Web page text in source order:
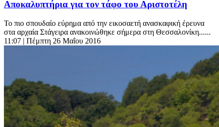
Αποκαλυπτήρια για τον τάφο του Αριστοτέλη
Το πιο σπουδαίο εύρημα από την εικοσαετή ανασκαφική έρευνα
στα αρχαία Στάγειρα ανακοινώθηκε σήμερα στη Θεσσαλονίκη......
11:07 | Πέμπτη 26 Μαΐου 2016